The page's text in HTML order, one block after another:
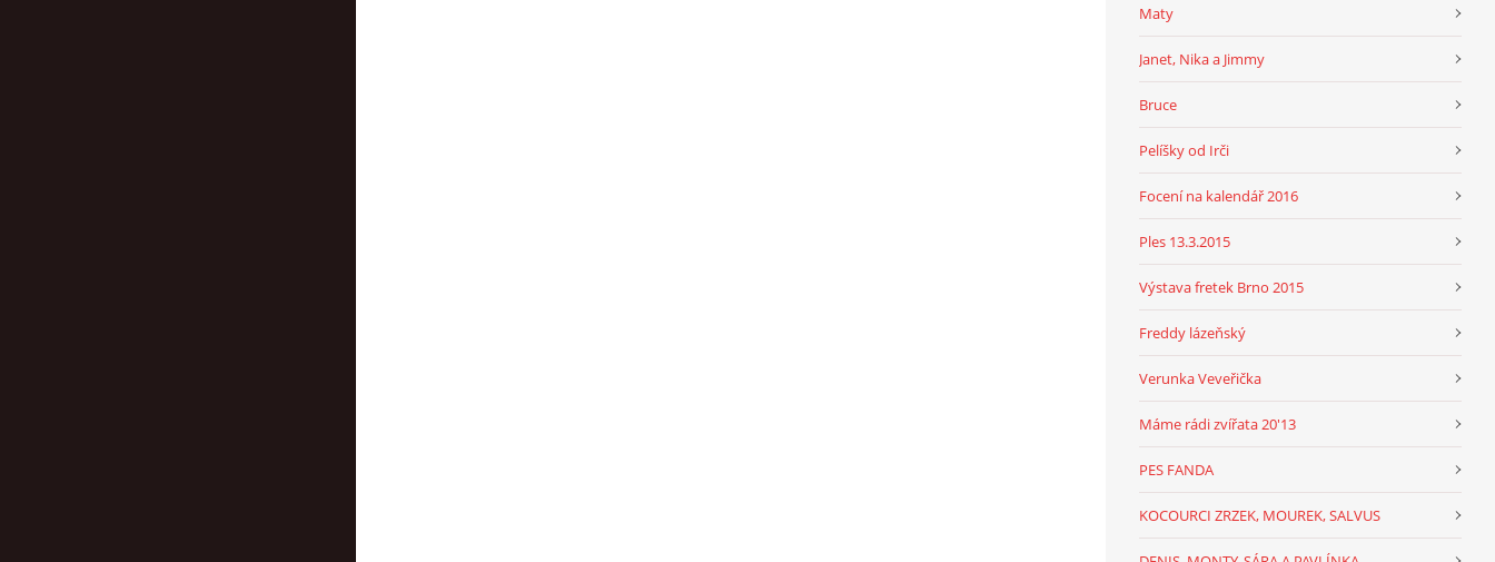
Maty
Janet, Nika a Jimmy
Bruce
Pelíšky od Irči
Focení na kalendář 2016
Ples 13.3.2015
Výstava fretek Brno 2015
Freddy lázeňský
Verunka Veveřička
Máme rádi zvířata 20'13
PES FANDA
KOCOURCI ZRZEK, MOUREK, SALVUS